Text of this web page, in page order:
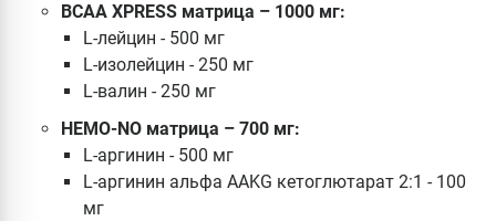
BCAA XPRESS матрица – 1000 мг:
L-лейцин - 500 мг
L-изолейцин - 250 мг
L-валин - 250 мг
НЕМО-NO матрица – 700 мг:
L-аргинин - 500 мг
L-аргинин альфа AAKG кетоглютарат 2:1 - 100
мг